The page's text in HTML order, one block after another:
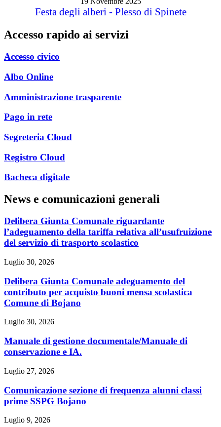
Festa degli alberi - Plesso di Spinete
Accesso rapido ai servizi
Accesso civico
Albo Online
Amministrazione trasparente
Pago in rete
Segreteria Cloud
Registro Cloud
Bacheca digitale
News e comunicazioni generali
Delibera Giunta Comunale riguardante
l’adeguamento della tariffa relativa all’usufruizione
del servizio di trasporto scolastico
Luglio 30, 2026
Delibera Giunta Comunale adeguamento del
contributo per acquisto buoni mensa scolastica
Comune di Bojano
Luglio 30, 2026
Manuale di gestione documentale/Manuale di
conservazione e IA.
Luglio 27, 2026
Comunicazione sezione di frequenza alunni classi
prime SSPG Bojano
Luglio 9, 2026